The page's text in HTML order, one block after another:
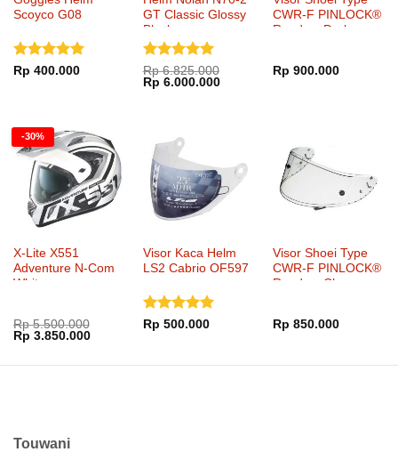
Scoyco G08
Dinilai 5
Rp 400.000
GT Classic Glossy
Black
Dinilai5
dari 5
Rp6.825.000
Harga
aslinya
Rp 6.000.000Harga
CWR-F PINLOCK®
Ready – Dark
Rp 900.000
-30%
X-Lite X551
Adventure N-Com
White
Rp5.500.000
Harga
aslinya
Rp 5.500.000.
Rp 3.850.000Harga
adalah:
Visor Kaca Helm
LS2 Cabrio OF597
Dinilai 5
Rp 500.000
Visor Shoei Type
CWR-F PINLOCK®
Ready – Clear
Rp 850.000
Touwani